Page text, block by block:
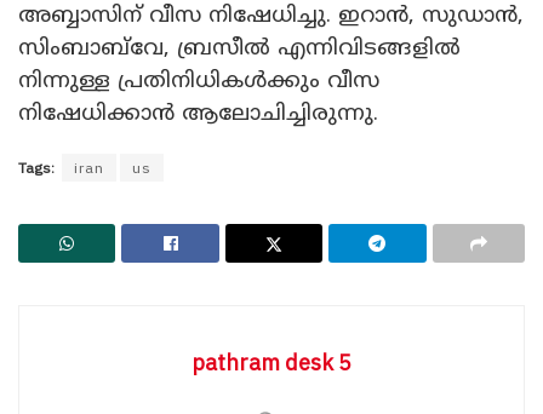
അബ്ബാസിന് വീസ നിഷേധിച്ചു. ഇറാൻ, സുഡാൻ,
സിംബാബ്‍വേ, ബ്രസീൽ എന്നിവിടങ്ങളിൽ
നിന്നുള്ള പ്രതിനിധികൾക്കും വീസ
നിഷേധിക്കാൻ ആലോചിച്ചിരുന്നു.
Tags: iran us
pathram desk 5